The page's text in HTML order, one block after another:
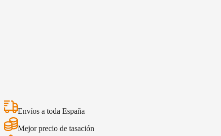
Envíos a toda España
Mejor precio de tasación